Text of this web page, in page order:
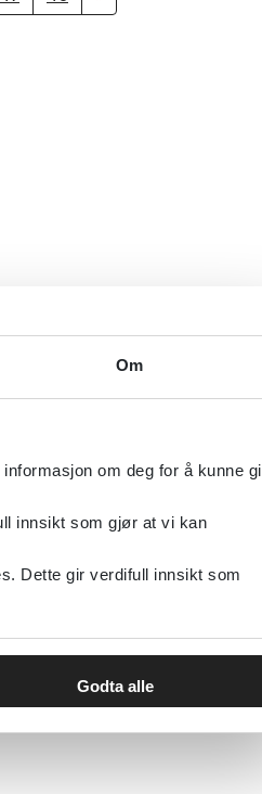
Om
om deg for å kunne gi
innsikt som gjør at vi kan
Dette gir verdifull innsikt som
Godta alle